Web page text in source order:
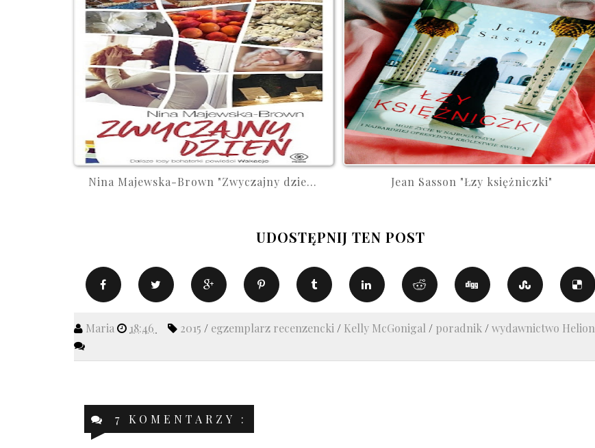
Nina Majewska-Brown "Zwyczajny dzie... Jean Sasson "Łzy księżniczki"
UDOSTĘPNIJ TEN POST
Maria 18:46 2015 / egzemplarz recenzencki / Kelly McGonigal / poradnik /wydawnictwo Helion
7 KOMENTARZY :